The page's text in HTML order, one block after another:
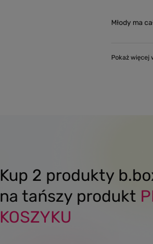
Młody ma
Pokaż więcej
Kup 2 produkty
na tańszy produkt
KOSZYKU